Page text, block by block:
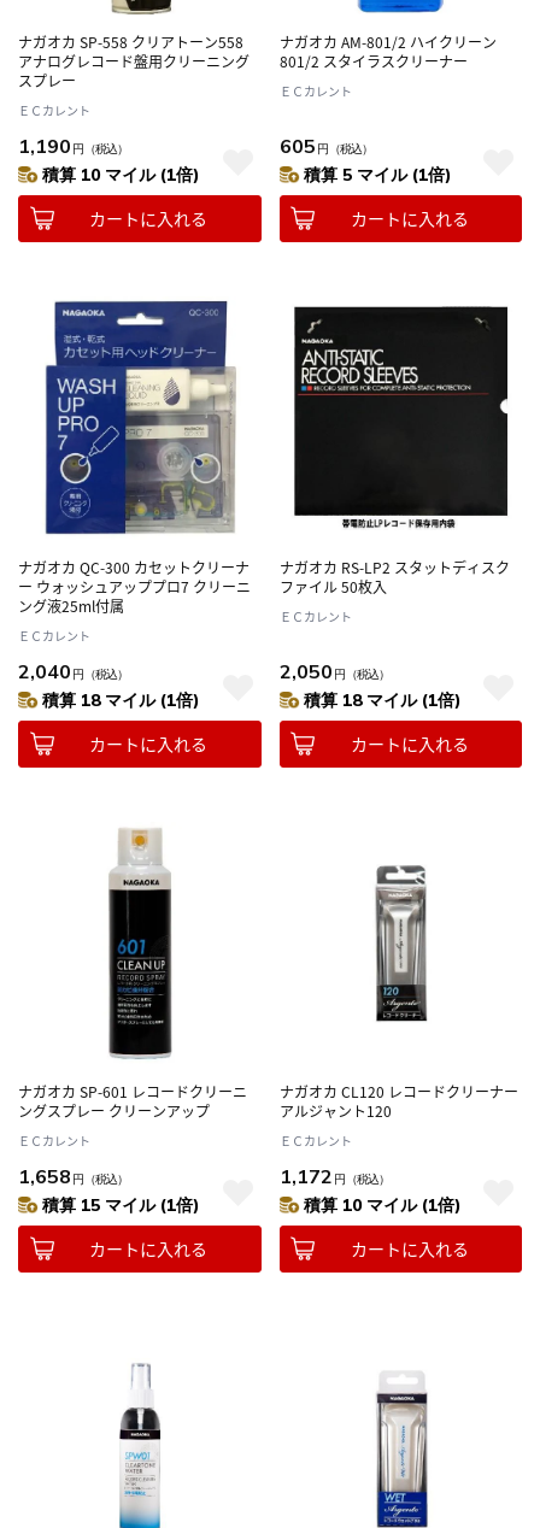
ナガオカ SP-558 クリアトーン558
アナログレコード盤用クリーニング
スプレー
ＥＣカレント
1,190 円 （税込）
積算 10 マイル (1倍)
カートに入れる
ナガオカ AM-801/2 ハイクリーン
801/2 スタイラスクリーナー
ＥＣカレント
605 円 （税込）
積算 5 マイル (1倍)
カートに入れる
ナガオカ QC-300 カセットクリーナ
ー ウォッシュアッププロ7 クリーニ
ング液25ml付属
ＥＣカレント
2,040 円 （税込）
積算 18 マイル (1倍)
カートに入れる
ナガオカ RS-LP2 スタットディスク
ファイル 50枚入
ＥＣカレント
2,050 円 （税込）
積算 18 マイル (1倍)
カートに入れる
ナガオカ SP-601 レコードクリーニ
ングスプレー クリーンアップ
ＥＣカレント
1,658 円 （税込）
積算 15 マイル (1倍)
カートに入れる
ナガオカ CL120 レコードクリーナー
アルジャント120
ＥＣカレント
1,172 円 （税込）
積算 10 マイル (1倍)
カートに入れる